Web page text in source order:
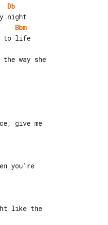
Db
Bbm
way she